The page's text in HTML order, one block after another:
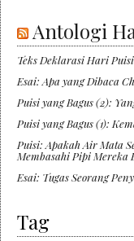
Antologi
Teks Deklarasi Hari
Esai: Apa yang Dibaca
Puisi yang Bagus (2):
Puisi yang Bagus (1):
Puisi: Apakah Air Mata
Membasahi Pipi Mereka
Esai: Tugas Seorang
Tag